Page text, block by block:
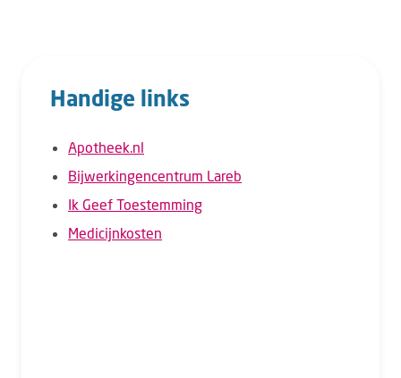
Handige links
Apotheek.nl
Bijwerkingencentrum Lareb
Ik Geef Toestemming
Medicijnkosten